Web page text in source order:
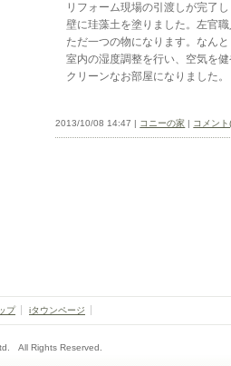
リフォーム現場の引渡しが完了
壁に珪藻土を塗りました。左官
ただ一つの物になります。なん
室内の湿度調整を行い、空気を
クリーンなお部屋になりました。
2013/10/08 14:47 | コニーの家 | コメント
プ iタウンページ
All Rights Reserved.